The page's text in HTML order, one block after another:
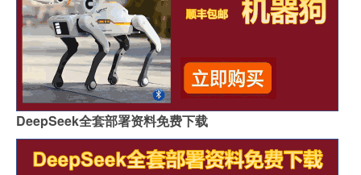
DeepSeek全套部署资料免费下载